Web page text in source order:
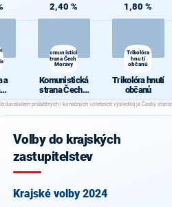
a
2,40 %
Komunistická
strana Čech a
Moravy
Komunistická
strana Čech a
Moravy
1,80 %
Trikolóra
hnutí
občanů
Trikolóra hnutí
občanů
Volby do krajských
zastupitelstev
Krajské volby 2024